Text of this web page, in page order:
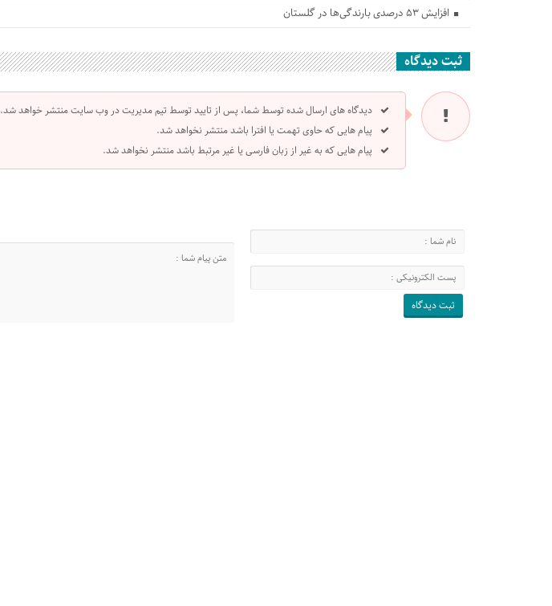
افزایش ۵۳ درصدی بارندگی‌ها در گلستان
ثبت دیدگاه
دیدگاه های ارسال شده توسط شما، پس از تایید توسط تیم مدیریت در وب سایت منتشر خواهد شد.
پیام هایی که حاوی تهمت یا افترا باشد منتشر نخواهد شد.
پیام هایی که به غیر از زبان فارسی یا غیر مرتبط باشد منتشر نخواهد شد.